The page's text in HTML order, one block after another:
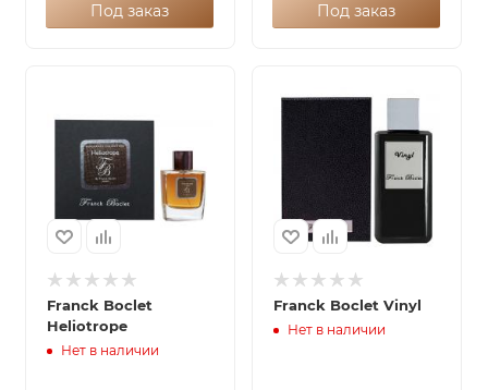
Под заказ Под заказ
Franck Boclet
Heliotrope
Нет в наличии
Franck Boclet Vinyl
Нет в наличии